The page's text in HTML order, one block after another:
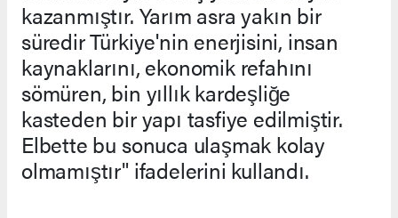
kazanmıştır. Yarım asra yakın bir
süredir Türkiye'nin enerjisini, insan
kaynaklarını, ekonomik refahını
sömüren, bin yıllık kardeşliğe
kasteden bir yapı tasfiye edilmiştir.
Elbette bu sonuca ulaşmak kolay
olmamıştır" ifadelerini kullandı.